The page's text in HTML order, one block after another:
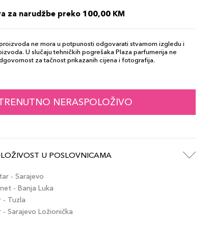
za narudžbe preko 100,00 KM
ne mora u potpunosti odgovarati stvarnom izgledu i
U slučaju tehničkih pogrešaka Plaza parfumerija ne
za tačnost prikazanih cijena i fotografija.
NERASPOLOŽIVO
U POSLOVNICAMA
- Sarajevo
- Banja Luka
- Tuzla
Sarajevo Ložionička